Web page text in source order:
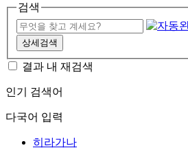
검색
상세검색
결과 내 재검색
인기 검색어
다국어 입력
히라가나